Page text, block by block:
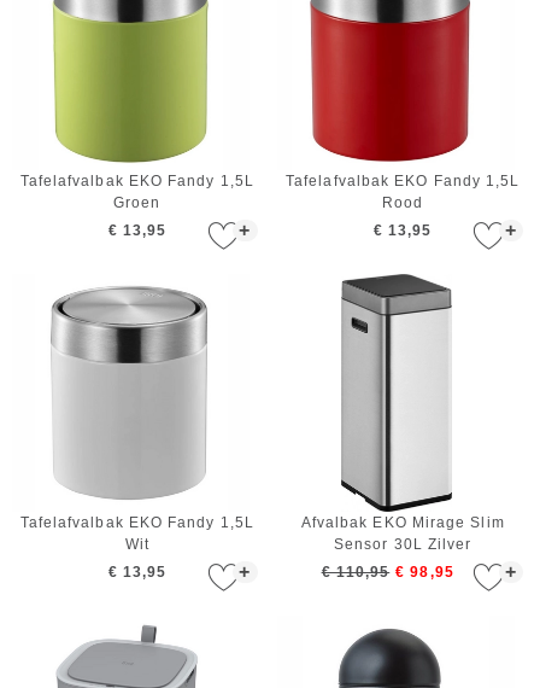
+
Tafelafvalbak EKO Fandy 1,5L
Groen
€ 13,95
+
Tafelafvalbak EKO Fandy 1,5L
Rood
€ 13,95
+
Tafelafvalbak EKO Fandy 1,5L
Wit
€ 13,95
+
Afvalbak EKO Mirage Slim
Sensor 30L Zilver
€ 110,95 € 98,95